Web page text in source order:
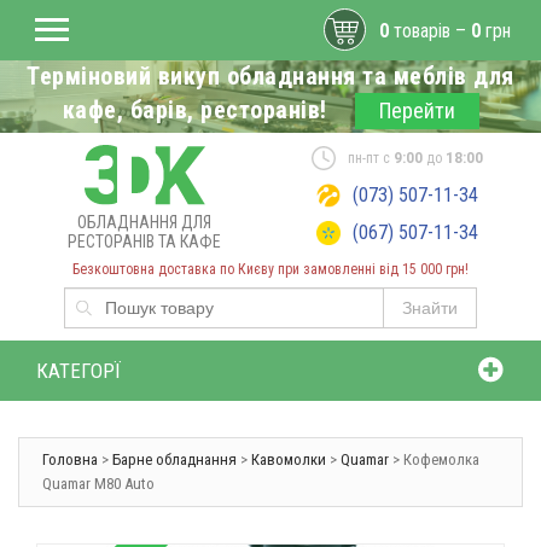
Терміновий викуп обладнання та меблів для
кафе, барів, ресторанів!
Перейти
ОБЛАДНАННЯ ДЛЯ
РЕСТОРАНІВ ТА КАФЕ
Безкоштовна доставка по Києву при замовленні від 15 000 грн!
Знайти
пн-пт с 9:00до 18:00
(073) 507-11-34
(067) 507-11-34
0 товарів – 0 грн
КАТЕГОРЇ
Головна > Барне обладнання > Кавомолки > Quamar > Кофемолка
Quamar M80 Auto